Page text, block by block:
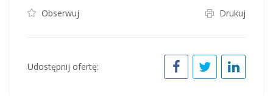
Obserwuj Drukuj
Udostępnij ofertę: